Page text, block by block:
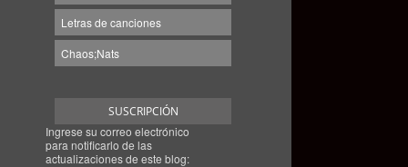
Letras de canciones
Chaos;Nats
SUSCRIPCIÓN
Ingrese su correo electrónico
para notificarlo de las
actualizaciones de este blog: